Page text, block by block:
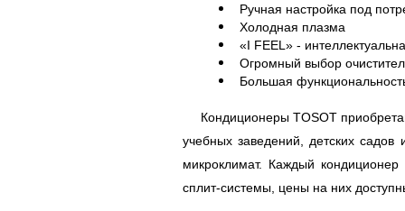
Ручная настройка под
Холодная плазма
«I FEEL» -
Огромный выбор
Большая
Кондиционеры TOSOT
учебных заведений, детских
микроклимат. Каждый
сплит-системы, цены на них